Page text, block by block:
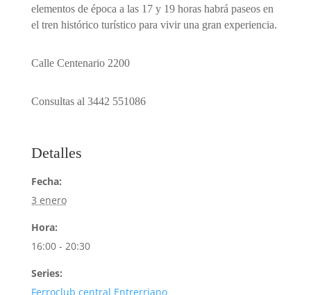
elementos de época a las 17 y 19 horas habrá paseos en
el tren histórico turístico para vivir una gran experiencia.
Calle Centenario 2200
Consultas al 3442 551086
Detalles
Fecha:
3 enero
Hora:
16:00 - 20:30
Series:
Ferroclub central Entrerriano